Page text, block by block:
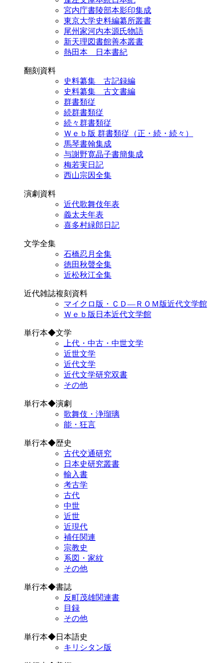
宮内庁書陵部本影印集成
東京大学史料編纂所叢書
尾州家河内本源氏物語
新天理図書館善本叢書
熱田本 日本書紀
翻刻資料
史料纂集 古記録編
史料纂集 古文書編
群書類従
続群書類従
続々群書類従
Ｗｅｂ版 群書類従（正・続・続々）
馬琴書翰集成
与謝野寛晶子書簡集成
梅若実日記
西山宗因全集
演劇資料
近代歌舞伎年表
義太夫年表
喜多村緑郎日記
文学全集
石橋忍月全集
徳田秋聲全集
近松秋江全集
近代雑誌複刻資料
マイクロ版・ＣＤ―ＲＯＭ版近代文学館
Ｗｅｂ版日本近代文学館
単行本◆文学
上代・中古・中世文学
近世文学
近代文学
近代文学研究双書
その他
単行本◆演劇
歌舞伎・浄瑠璃
能・狂言
単行本◆歴史
古代交通研究
日本史研究叢書
輸入書
考古学
古代
中世
近世
近現代
補任関連
宗教史
系図・家紋
その他
単行本◆書誌
反町茂雄関連書
目録
その他
単行本◆日本語史
キリシタン版